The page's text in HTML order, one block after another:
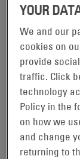
NRE
ODYSSEY®,
de plomo puro
prácticamente
Además, en
del país, el
del Norte), se
publicitando la
YOUR
We and our
cookies on
provide
traffic. Click
technology
Policy in the
on how we
and change
returning to